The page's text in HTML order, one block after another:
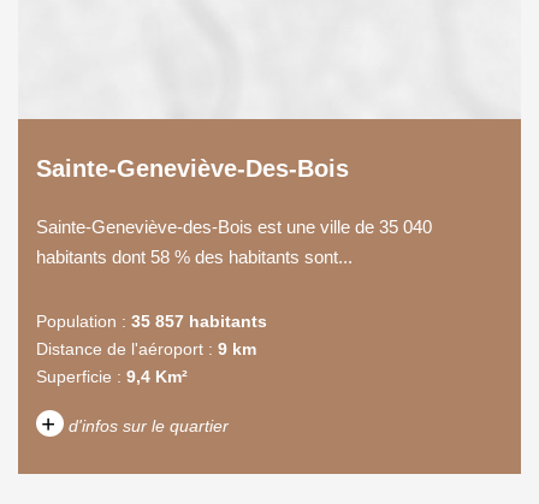
Sainte-Geneviève-Des-Bois
Sainte-Geneviève-des-Bois est une ville de 35 040
habitants dont 58 % des habitants sont...
Population : 35 857 habitants
Distance de l'aéroport : 9 km
Superficie : 9,4 Km²
+ d'infos sur le quartier